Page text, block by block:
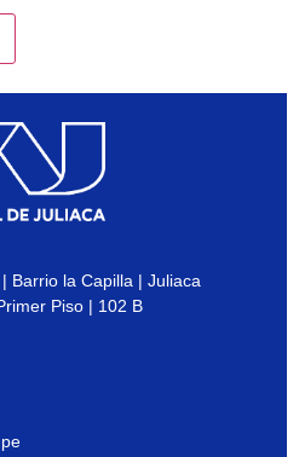
Barrio la Capilla | Juliaca
Piso | 102 B